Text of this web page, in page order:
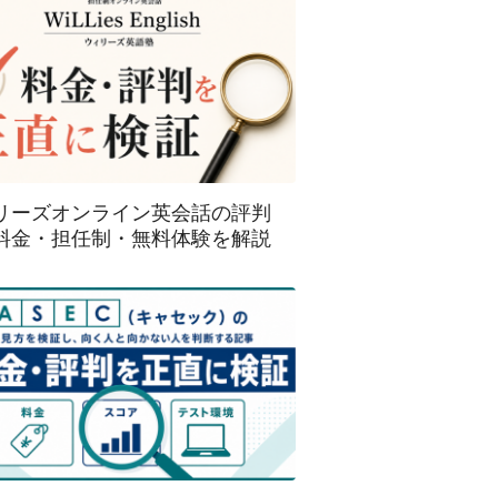
ーズオンライン英会話の評判
金・担任制・無料体験を解説